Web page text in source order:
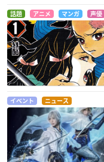
話題 アニメ マンガ 声優
イベント ニュース